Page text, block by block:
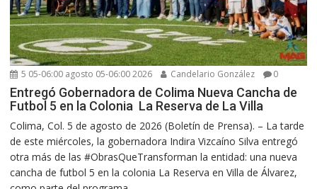
5 05-06:00 agosto 05-06:00 2026 Candelario González 0
Entregó Gobernadora de Colima Nueva Cancha de
Futbol 5 en la Colonia La Reserva de La Villa
Colima, Col. 5 de agosto de 2026 (Boletín de Prensa). – La tarde
de este miércoles, la gobernadora Indira Vizcaíno Silva entregó
otra más de las #ObrasQueTransforman la entidad: una nueva
cancha de futbol 5 en la colonia La Reserva en Villa de Álvarez,